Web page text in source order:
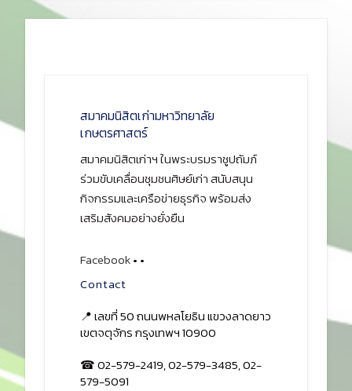
สมาคมนิสิตเก่ามหาวิทยาลัย
เกษตรศาสตร์
สมาคมนิสิตเก่าฯ ในพระบรมราชูปถัมภ์
ร่วมขับเคลื่อนชุมชนศิษย์เก่า สนับสนุน
กิจกรรมและเครือข่ายธุรกิจ พร้อมส่ง
เสริมสังคมอย่างยั่งยืน
Facebook• •
Contact
📍 เลขที่ 50 ถนนพหลโยธิน แขวงลาดยาว
เขตจตุจักร กรุงเทพฯ 10900
☎ 02-579-2419, 02-579-3485, 02-
579-5091